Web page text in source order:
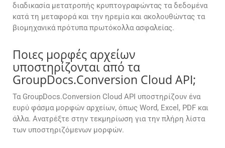
διαδικασία μετατροπής κρυπτογραφώντας τα δεδομένα
κατά τη μεταφορά και την ηρεμία και ακολουθώντας τα
βιομηχανικά πρότυπα πρωτόκολλα ασφαλείας.
Ποιες μορφές αρχείων
υποστηρίζονται από τα
GroupDocs.Conversion Cloud API;
Τα GroupDocs.Conversion Cloud API υποστηρίζουν ένα
ευρύ φάσμα μορφών αρχείων, όπως Word, Excel, PDF και
άλλα. Ανατρέξτε στην τεκμηρίωση για την πλήρη λίστα
των υποστηριζόμενων μορφών.